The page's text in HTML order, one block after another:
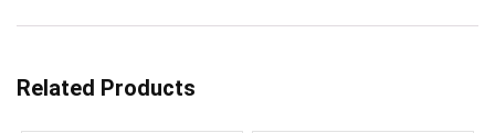
Related Products